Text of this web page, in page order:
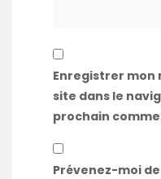
Enregistrer mon
site dans le
prochain
Prévenez-moi